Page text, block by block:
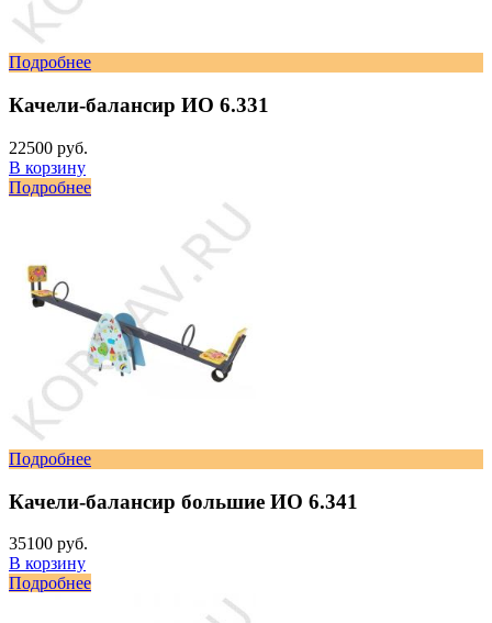
Подробнее
Качели-балансир ИО 6.331
22500 руб.
В корзину
Подробнее
Подробнее
Качели-балансир большие ИО 6.341
35100 руб.
В корзину
Подробнее